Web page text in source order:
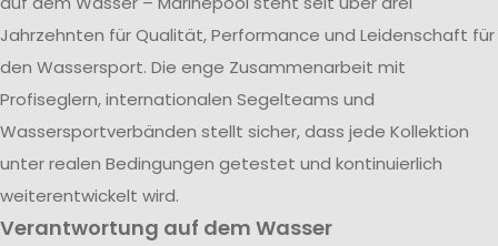
Jahrzehnten für Qualität, Performance und Leidenschaft für
den Wassersport. Die enge Zusammenarbeit mit
Profiseglern, internationalen Segelteams und
Wassersportverbänden stellt sicher, dass jede Kollektion
unter realen Bedingungen getestet und kontinuierlich
weiterentwickelt wird.
Verantwortung auf dem Wasser